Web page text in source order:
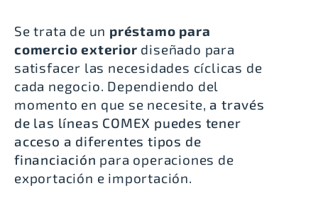
Se trata de un préstamo para
comercio exterior diseñado para
satisfacer las necesidades cíclicas de
cada negocio. Dependiendo del
momento en que se necesite, a través
de las líneas COMEX puedes tener
acceso a diferentes tipos de
financiación para operaciones de
exportación e importación.